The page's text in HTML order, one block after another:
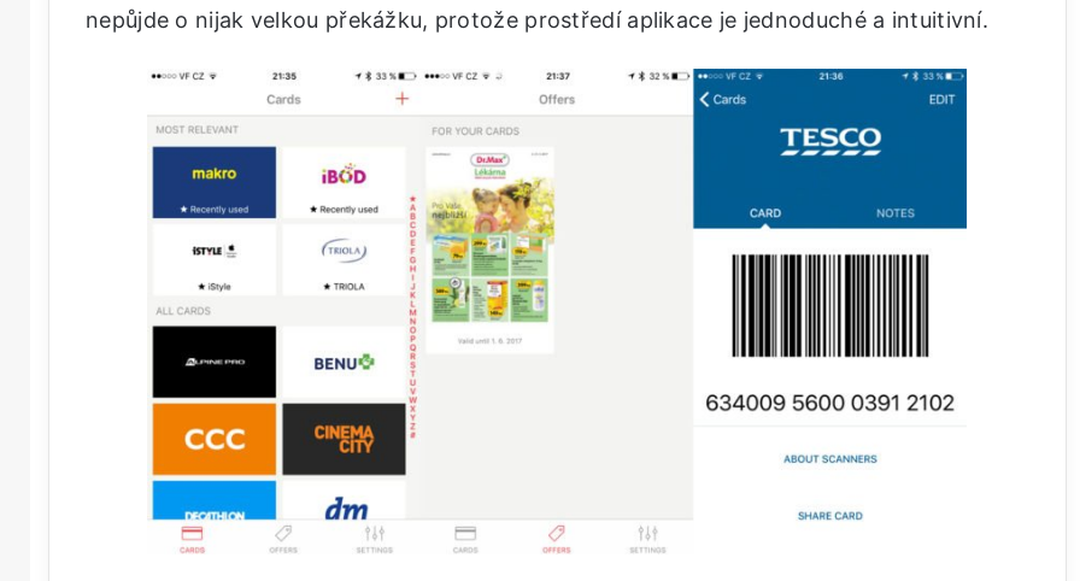
nepůjde o nijak velkou překážku, protože prostředí aplikace je jednoduché a intuitivní.